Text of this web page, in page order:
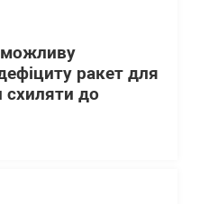
можливу
ракет для
схиляти до